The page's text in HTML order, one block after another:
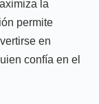
la
permite
en
confía en el